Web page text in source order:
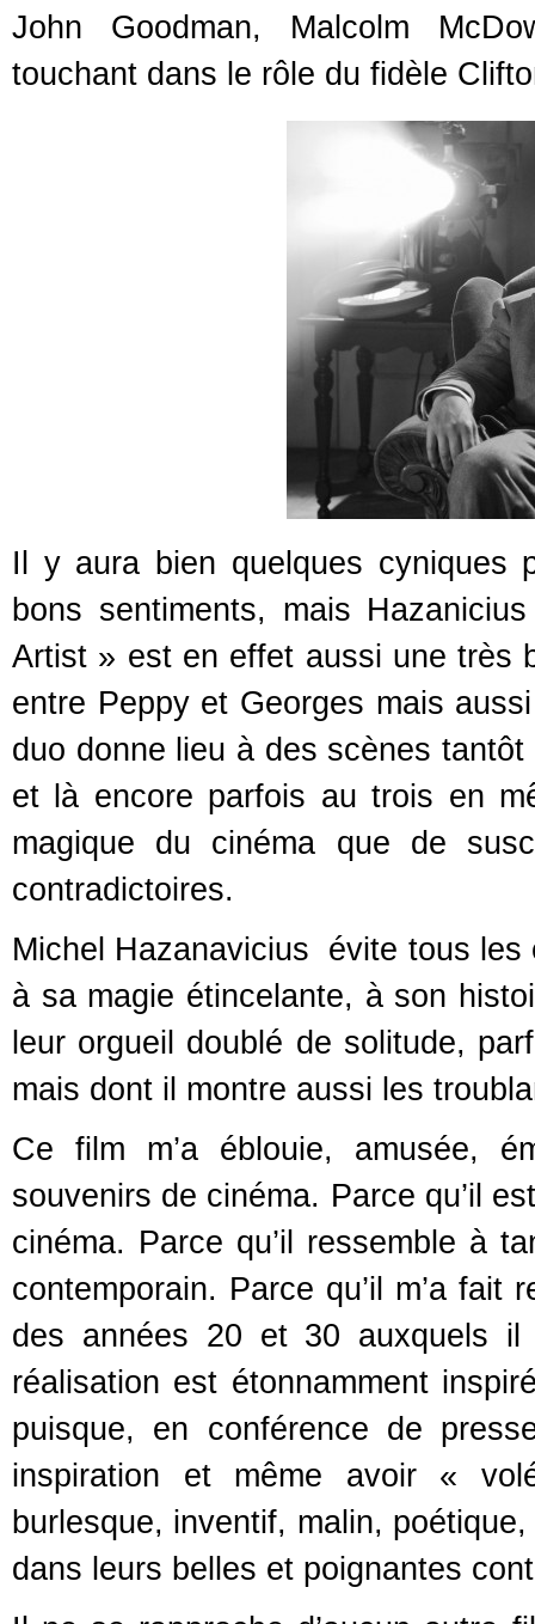
John Goodman, Malcolm
touchant dans le rôle du fidèle
Il y aura bien quelques
bons sentiments, mais
Artist » est en effet aussi une très
entre Peppy et Georges mais
duo donne lieu à des scènes
et là encore parfois au trois en
magique du cinéma que de
contradictoires.
Michel Hazanavicius évite tous les
à sa magie étincelante, à son
leur orgueil doublé de solitude,
mais dont il montre aussi les
Ce film m’a éblouie, amusée,
souvenirs de cinéma. Parce qu’il
cinéma. Parce qu’il ressemble à
contemporain. Parce qu’il m’a
des années 20 et 30 auxquels
réalisation est étonnamment
puisque, en conférence de
inspiration et même avoir «
burlesque, inventif, malin,
dans leurs belles et poignantes